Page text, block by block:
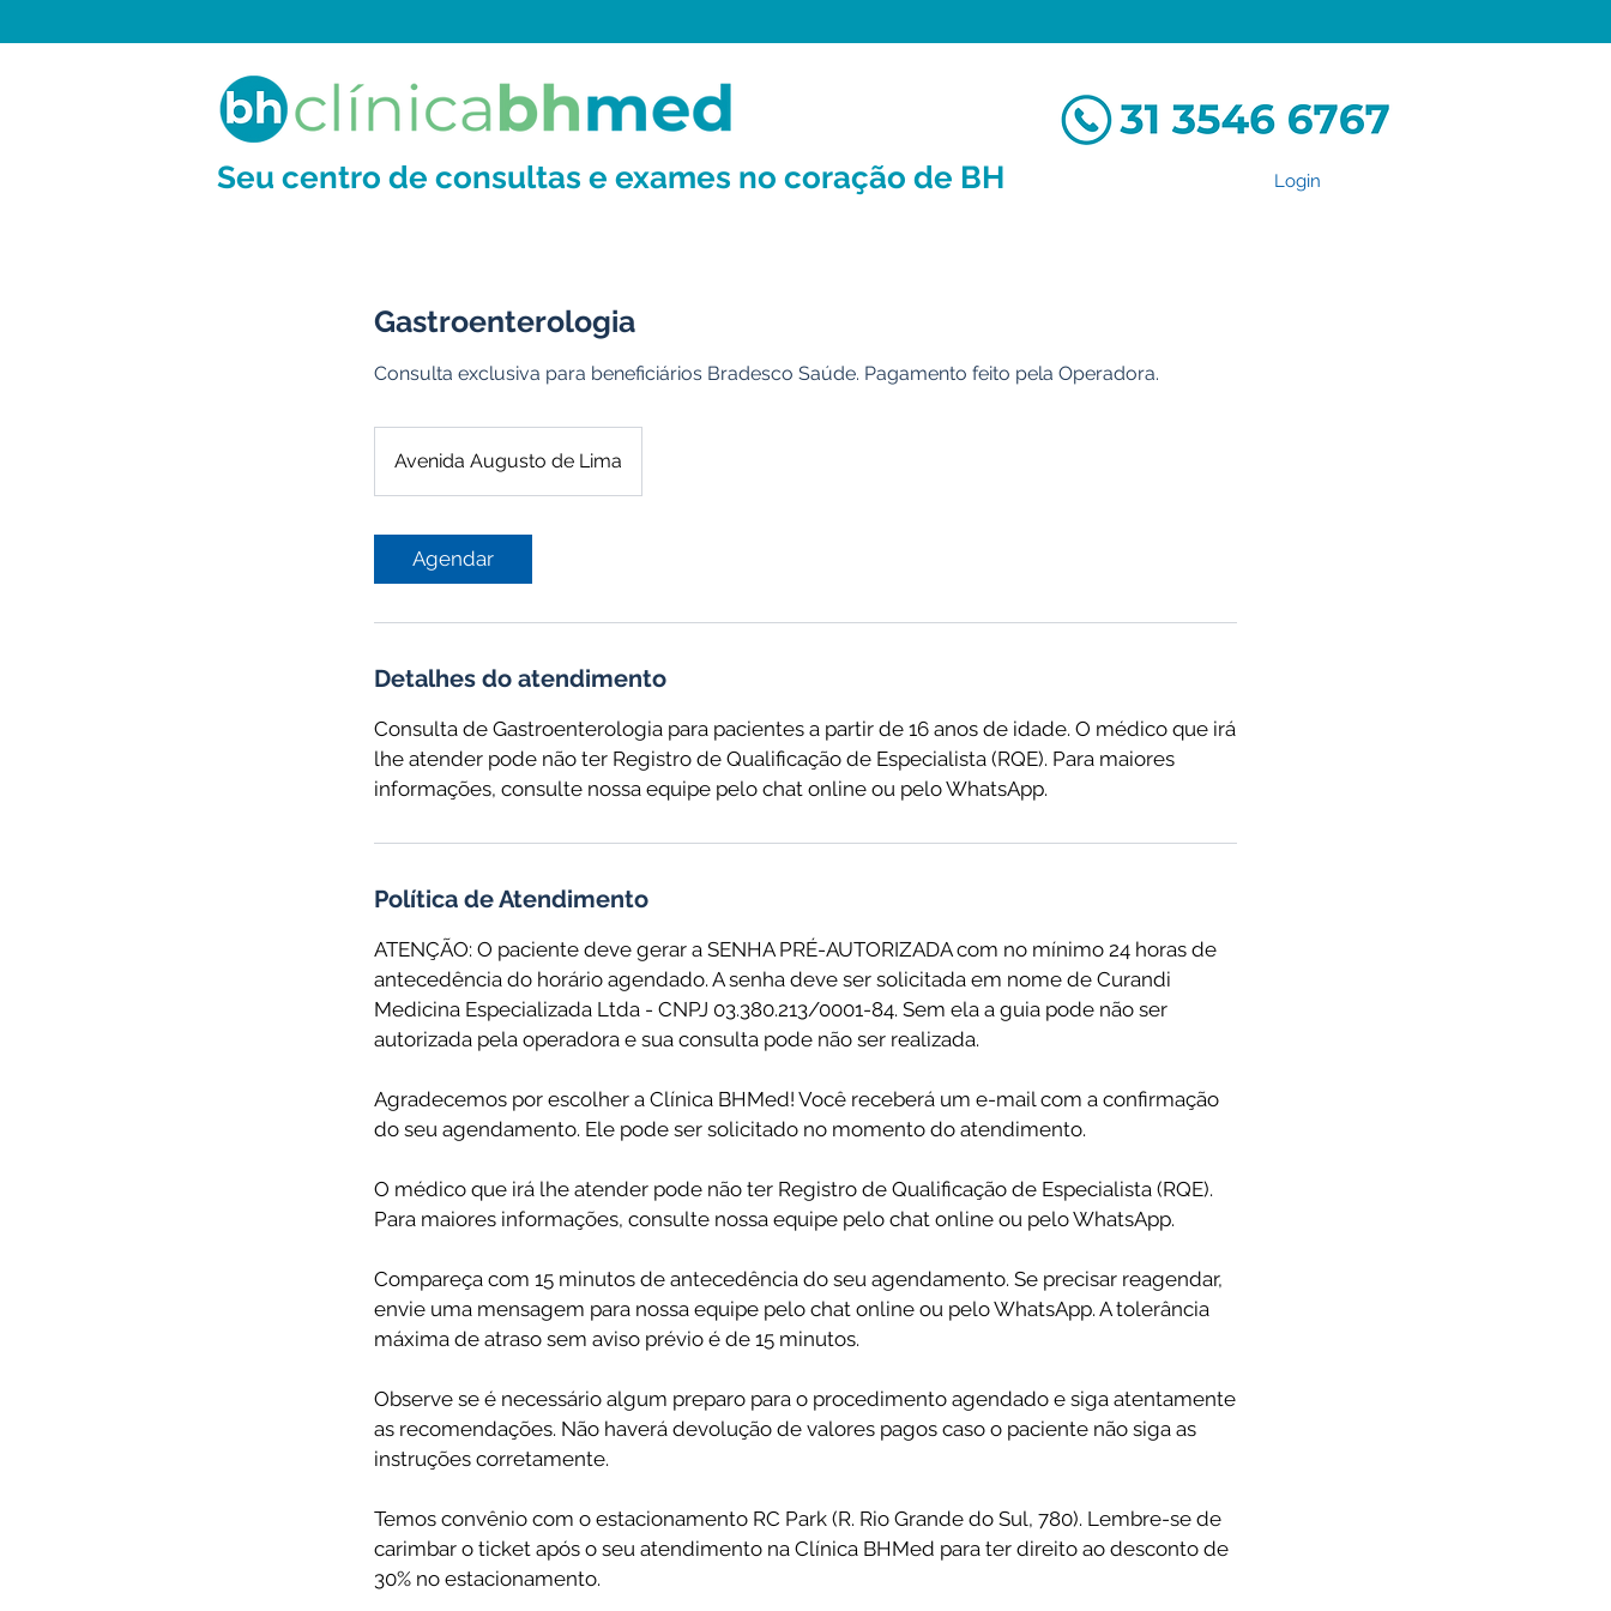
Seu centro de consultas e exames no coração de BH Login
Gastroenterologia
Consulta exclusiva para beneficiários Bradesco Saúde. Pagamento feito pela Operadora.
Avenida Augusto de Lima
Agendar
Detalhes do atendimento
Consulta de Gastroenterologia para pacientes a partir de 16 anos de idade. O médico que irá
lhe atender pode não ter Registro de Qualificação de Especialista (RQE). Para maiores
informações, consulte nossa equipe pelo chat online ou pelo WhatsApp.
Política de Atendimento
ATENÇÃO: O paciente deve gerar a SENHA PRÉ-AUTORIZADA com no mínimo 24 horas de
antecedência do horário agendado. A senha deve ser solicitada em nome de Curandi
Medicina Especializada Ltda - CNPJ 03.380.213/0001-84. Sem ela a guia pode não ser
autorizada pela operadora e sua consulta pode não ser realizada.
Agradecemos por escolher a Clínica BHMed! Você receberá um e-mail com a confirmação
do seu agendamento. Ele pode ser solicitado no momento do atendimento.
O médico que irá lhe atender pode não ter Registro de Qualificação de Especialista (RQE).
Para maiores informações, consulte nossa equipe pelo chat online ou pelo WhatsApp.
Compareça com 15 minutos de antecedência do seu agendamento. Se precisar reagendar,
envie uma mensagem para nossa equipe pelo chat online ou pelo WhatsApp. A tolerância
máxima de atraso sem aviso prévio é de 15 minutos.
Observe se é necessário algum preparo para o procedimento agendado e siga atentamente
as recomendações. Não haverá devolução de valores pagos caso o paciente não siga as
instruções corretamente.
Temos convênio com o estacionamento RC Park (R. Rio Grande do Sul, 780). Lembre-se de
carimbar o ticket após o seu atendimento na Clínica BHMed para ter direito ao desconto de
30% no estacionamento.